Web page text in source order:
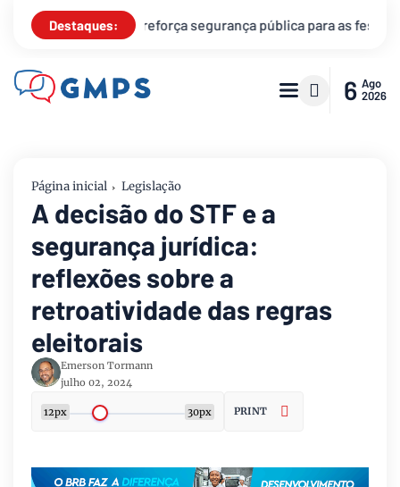
Destaques:
pública para as festas de fim de ano Governadores
6 Ago
2026
Página inicial Legislação
A decisão do STF e a
segurança jurídica:
reflexões sobre a
retroatividade das regras
eleitorais
Emerson Tormann
julho 02, 2024
12px 30px PRINT